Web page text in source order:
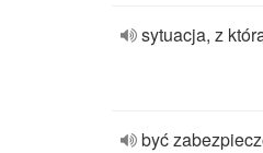
sytuacja, z
być